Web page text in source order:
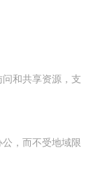
和共享资源，支
，而不受地域限